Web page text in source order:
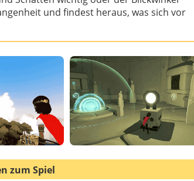
und findest heraus, was sich vor
zum Spiel